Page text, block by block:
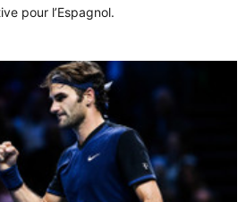
pour l’Espagnol.